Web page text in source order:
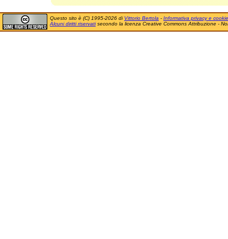
Questo sito è (C) 1995-2026 di Vittorio Bertola - Informativa privacy e cookie
Alcuni diritti riservatisecondo la licenza Creative Commons Attribuzione -